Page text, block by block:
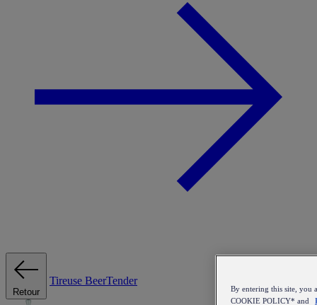
Retour
Tireuse BeerTender
By entering this site, you
COOKIE POLICY* and